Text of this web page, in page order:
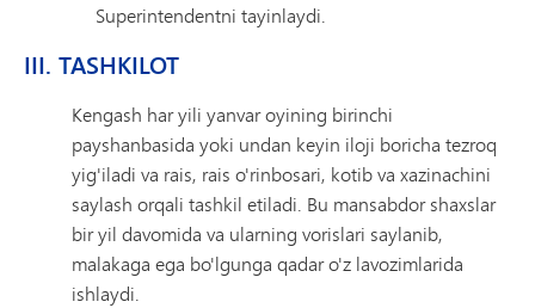
Superintendentni tayinlaydi.
III. TASHKILOT
Kengash har yili yanvar oyining birinchi
payshanbasida yoki undan keyin iloji boricha tezroq
yig'iladi va rais, rais o'rinbosari, kotib va ​​xazinachini
saylash orqali tashkil etiladi. Bu mansabdor shaxslar
bir yil davomida va ularning vorislari saylanib,
malakaga ega bo'lgunga qadar o'z lavozimlarida
ishlaydi.